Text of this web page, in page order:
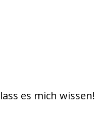
es mich wissen!